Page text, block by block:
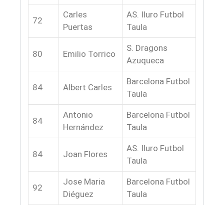
72
Carles
Puertas
AS. Iluro Futbol
Taula
80 Emilio Torrico
S. Dragons
Azuqueca
84 Albert Carles
Barcelona Futbol
Taula
84
Antonio
Hernández
Barcelona Futbol
Taula
84 Joan Flores
AS. Iluro Futbol
Taula
92
Jose Maria
Diéguez
Barcelona Futbol
Taula